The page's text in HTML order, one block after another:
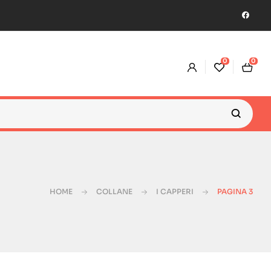
0 0
HOME COLLANE I CAPPERI PAGINA 3